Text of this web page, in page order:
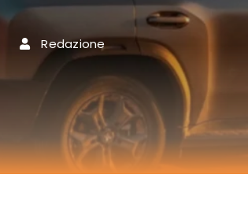
Redazione